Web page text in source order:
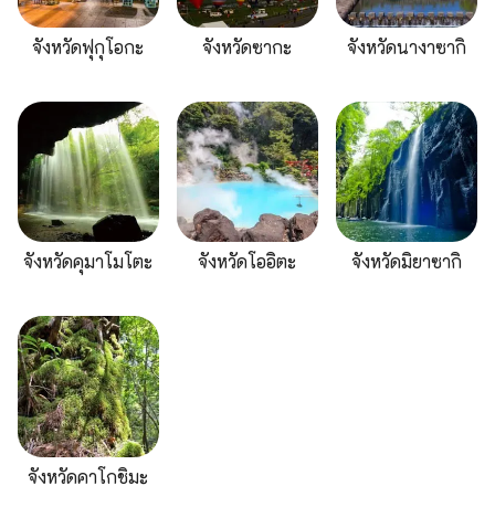
จังหวัดฟุกุโอกะ จังหวัดซากะ จังหวัดนางาซากิ
จังหวัดคุมาโมโตะ จังหวัดโออิตะ จังหวัดมิยาซากิ
จังหวัดคาโกชิมะ